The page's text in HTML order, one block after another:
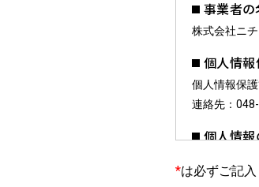
事業者の
株式会社ニ
個人情
個人情報保
連絡先：
個人情
*は必ずご記入